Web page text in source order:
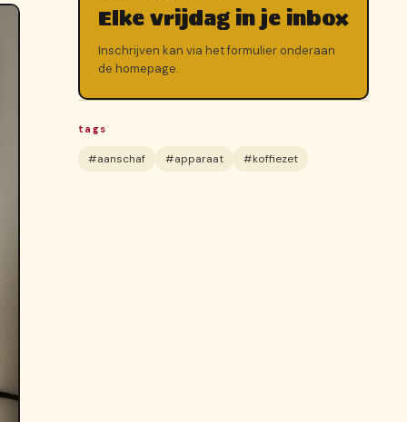
Elke vrijdag in je inbox
Inschrijven kan via het formulier onderaan
de homepage.
tags
#aanschaf #apparaat #koffiezet